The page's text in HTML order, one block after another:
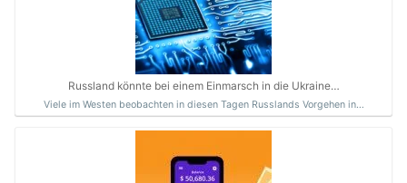
Russland könnte bei einem Einmarsch in die Ukraine…
Viele im Westen beobachten in diesen Tagen Russlands Vorgehen in…